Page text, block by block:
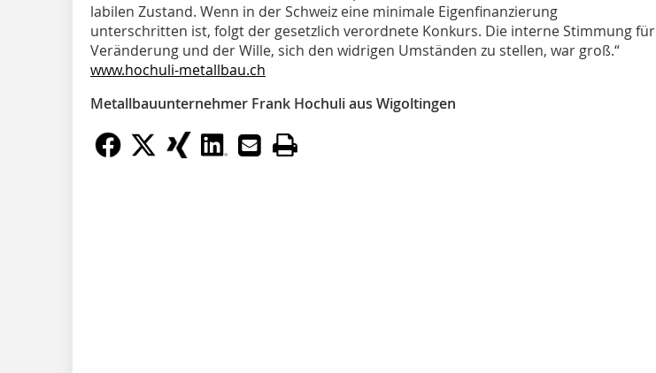
labilen Zustand. Wenn in der Schweiz eine minimale Eigenfinanzierung
unterschritten ist, folgt der gesetzlich verordnete Konkurs. Die interne Stimmung für
Veränderung und der Wille, sich den widrigen Umständen zu stellen, war groß.“
www.hochuli-metallbau.ch
Metallbauunternehmer Frank Hochuli aus Wigoltingen